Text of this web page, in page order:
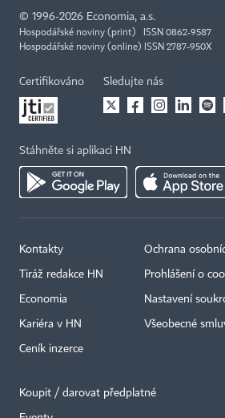
© 1996-2026 Economia, a.s.
Hospodářské noviny (print) ISSN 0862-9587
Hospodářské noviny (online) ISSN 2787-950X
Certifikováno Sledujte nás
Stáhněte si aplikaci HN
Kontakty
Tiráž redakce HN
Economia
Kariéra v HN
Ceník inzerce
Ochrana
Prohlášení o
Nastavení
Všeobecné
Koupit / darovat předplatné